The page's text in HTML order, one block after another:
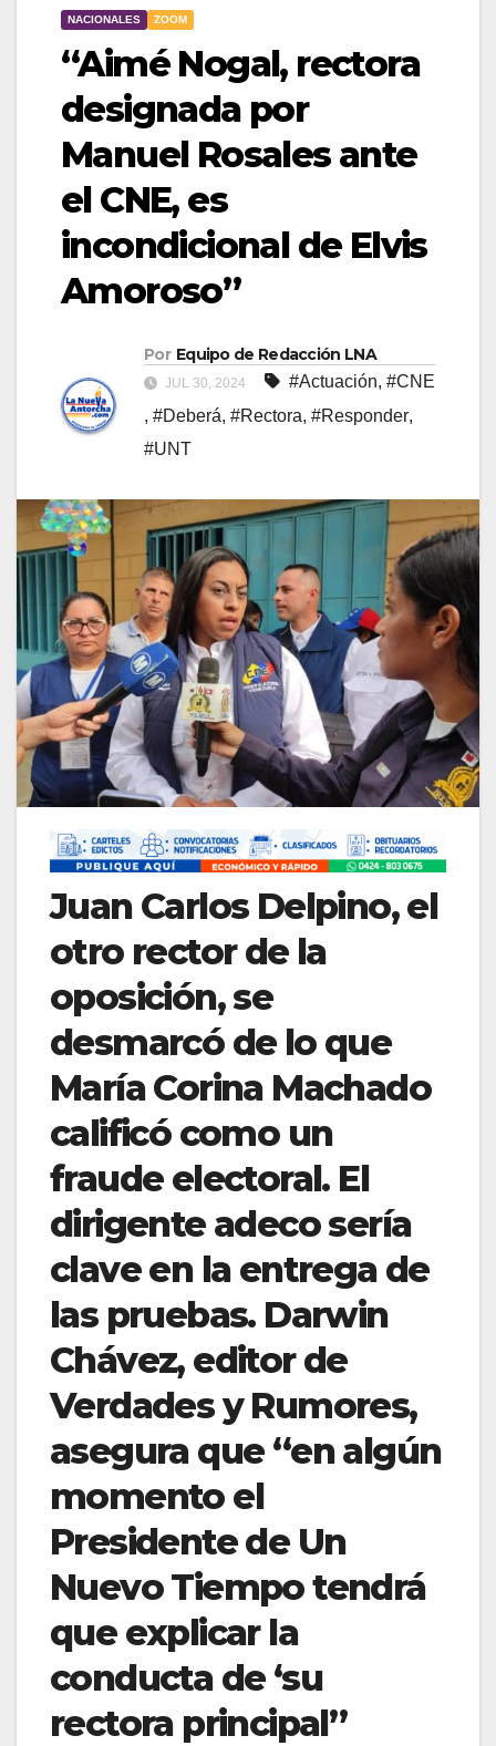
NACIONALES ZOOM
“Aimé Nogal, rectora
designada por
Manuel Rosales ante
el CNE, es
incondicional de Elvis
Amoroso”
Por Equipo de Redacción LNA
JUL 30, 2024 #Actuación, #CNE
, #Deberá, #Rectora, #Responder,
#UNT
Juan Carlos Delpino, el
otro rector de la
oposición, se
desmarcó de lo que
María Corina Machado
calificó como un
fraude electoral. El
dirigente adeco sería
clave en la entrega de
las pruebas. Darwin
Chávez, editor de
Verdades y Rumores,
asegura que “en algún
momento el
Presidente de Un
Nuevo Tiempo tendrá
que explicar la
conducta de ‘su
rectora principal”